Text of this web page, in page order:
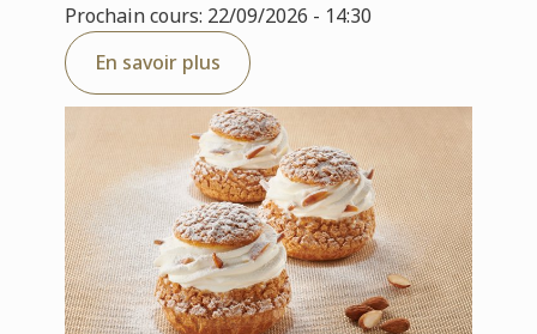
Prochain cours: 22/09/2026 - 14:30
En savoir plus